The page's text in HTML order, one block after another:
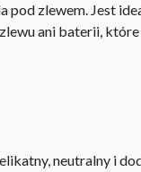
zlewem. Jest
ani baterii,
neutralny i